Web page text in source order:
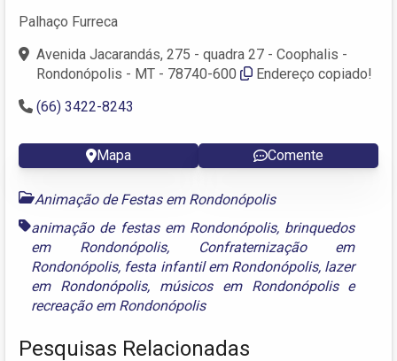
Palhaço Furreca
Avenida Jacarandás, 275 - quadra 27 - Coophalis -
Rondonópolis - MT - 78740-600
Endereço copiado!
(66) 3422-8243
Mapa Comente
Animação de Festas em Rondonópolis
animação de festas em Rondonópolis, brinquedos
em Rondonópolis,
Confraternização em
Rondonópolis, festa infantil em Rondonópolis, lazer
em Rondonópolis, músicos em Rondonópolise
recreação em Rondonópolis
Pesquisas Relacionadas